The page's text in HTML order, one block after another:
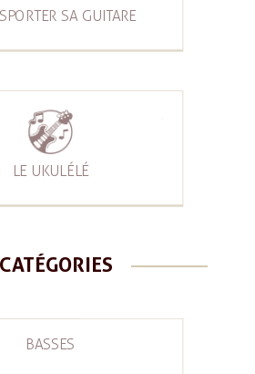
SA GUITARE
LE UKULÉLÉ
CATÉGORIES
BASSES